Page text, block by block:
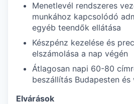
Menetlevél rendszeres
munkához kapcsolódó
egyéb teendők ellátása
Készpénz kezelése és
elszámolása a nap végén
Átlagosan napi 60-80
beszállítás Budapesten
Elvárások